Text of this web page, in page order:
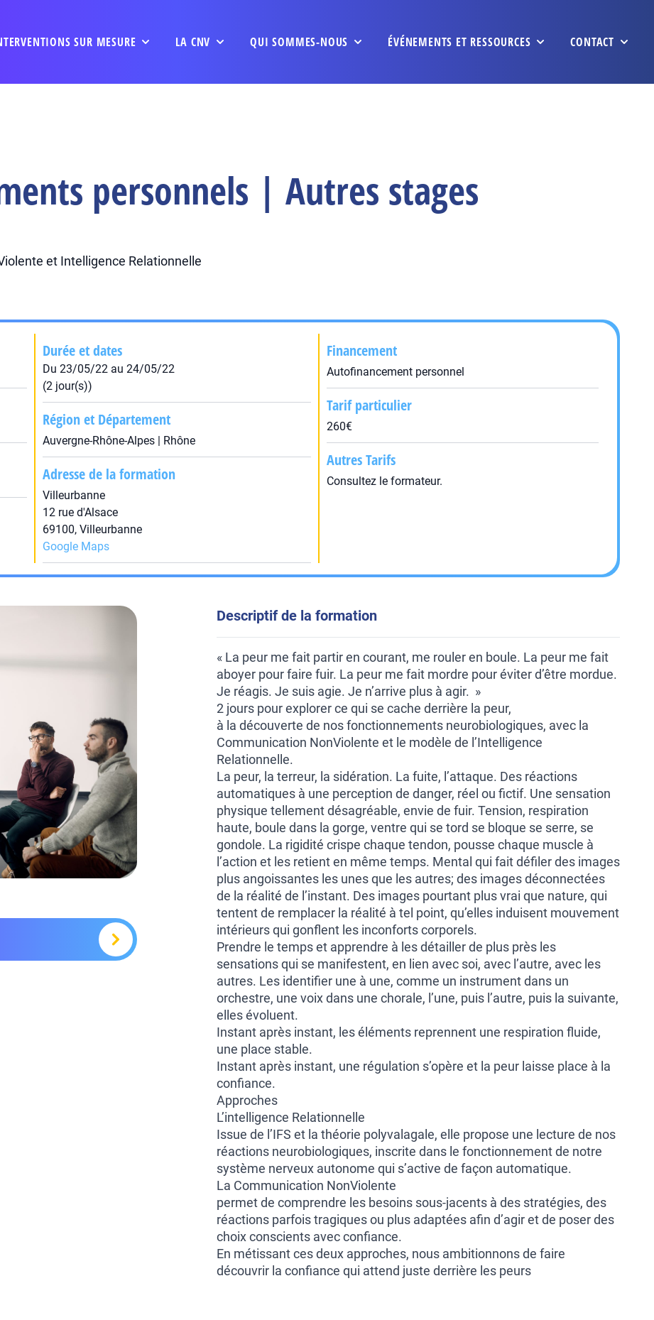
SUR MESURE LA CNV QUI SOMMES-NOUS ÉVÉNEMENTS ET RESSOURCES CONTACT
personnels | Autres stages
et Intelligence Relationnelle
Durée et dates
Du 23/05/22 au 24/05/22
(2 jour(s))
Région et Département
Auvergne-Rhône-Alpes | Rhône
Adresse de la formation
Villeurbanne
12 rue d'Alsace
69100, Villeurbanne
Google Maps
Financement
Autofinancement personnel
Tarif particulier
260€
Autres Tarifs
Consultez le formateur.
Descriptif de la formation
« La peur me fait partir en courant, me rouler en boule. La peur me fait
aboyer pour faire fuir. La peur me fait mordre pour éviter d’être mordue.
Je réagis. Je suis agie. Je n’arrive plus à agir. »
2 jours pour explorer ce qui se cache derrière la peur,
à la découverte de nos fonctionnements neurobiologiques, avec la
Communication NonViolente et le modèle de l’Intelligence
Relationnelle.
La peur, la terreur, la sidération. La fuite, l’attaque. Des réactions
automatiques à une perception de danger, réel ou fictif. Une sensation
physique tellement désagréable, envie de fuir. Tension, respiration
haute, boule dans la gorge, ventre qui se tord se bloque se serre, se
gondole. La rigidité crispe chaque tendon, pousse chaque muscle à
l’action et les retient en même temps. Mental qui fait défiler des images
plus angoissantes les unes que les autres; des images déconnectées
de la réalité de l’instant. Des images pourtant plus vrai que nature, qui
tentent de remplacer la réalité à tel point, qu’elles induisent mouvement
intérieurs qui gonflent les inconforts corporels.
Prendre le temps et apprendre à les détailler de plus près les
sensations qui se manifestent, en lien avec soi, avec l’autre, avec les
autres. Les identifier une à une, comme un instrument dans un
orchestre, une voix dans une chorale, l’une, puis l’autre, puis la suivante,
elles évoluent.
Instant après instant, les éléments reprennent une respiration fluide,
une place stable.
Instant après instant, une régulation s’opère et la peur laisse place à la
confiance.
Approches
L’intelligence Relationnelle
Issue de l’IFS et la théorie polyvalagale, elle propose une lecture de nos
réactions neurobiologiques, inscrite dans le fonctionnement de notre
système nerveux autonome qui s’active de façon automatique.
La Communication NonViolente
permet de comprendre les besoins sous-jacents à des stratégies, des
réactions parfois tragiques ou plus adaptées afin d’agir et de poser des
choix conscients avec confiance.
En métissant ces deux approches, nous ambitionnons de faire
découvrir la confiance qui attend juste derrière les peurs